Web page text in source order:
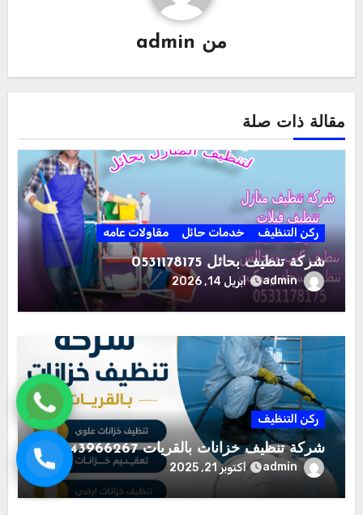
من admin
مقالة ذات صلة
ركن التنظيف خدمات حائل مقاولات عامه
شركة تنظيف بحائل 0531178175
admin أبريل 14, 2026
ركن التنظيف
شركة تنظيف خزانات بالقريات 0543966267
admin أكتوبر 21, 2025